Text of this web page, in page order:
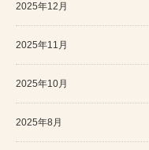
2025年12月
2025年11月
2025年10月
2025年8月